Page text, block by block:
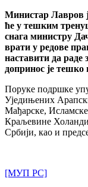
Министар Лавров
ће у тешким
снага министру
врати у редове
наставити да раде
допринос је
Поруке подршке
Уједињених
Мађарске,
Краљевине
Србији, као и
[МУП РС]